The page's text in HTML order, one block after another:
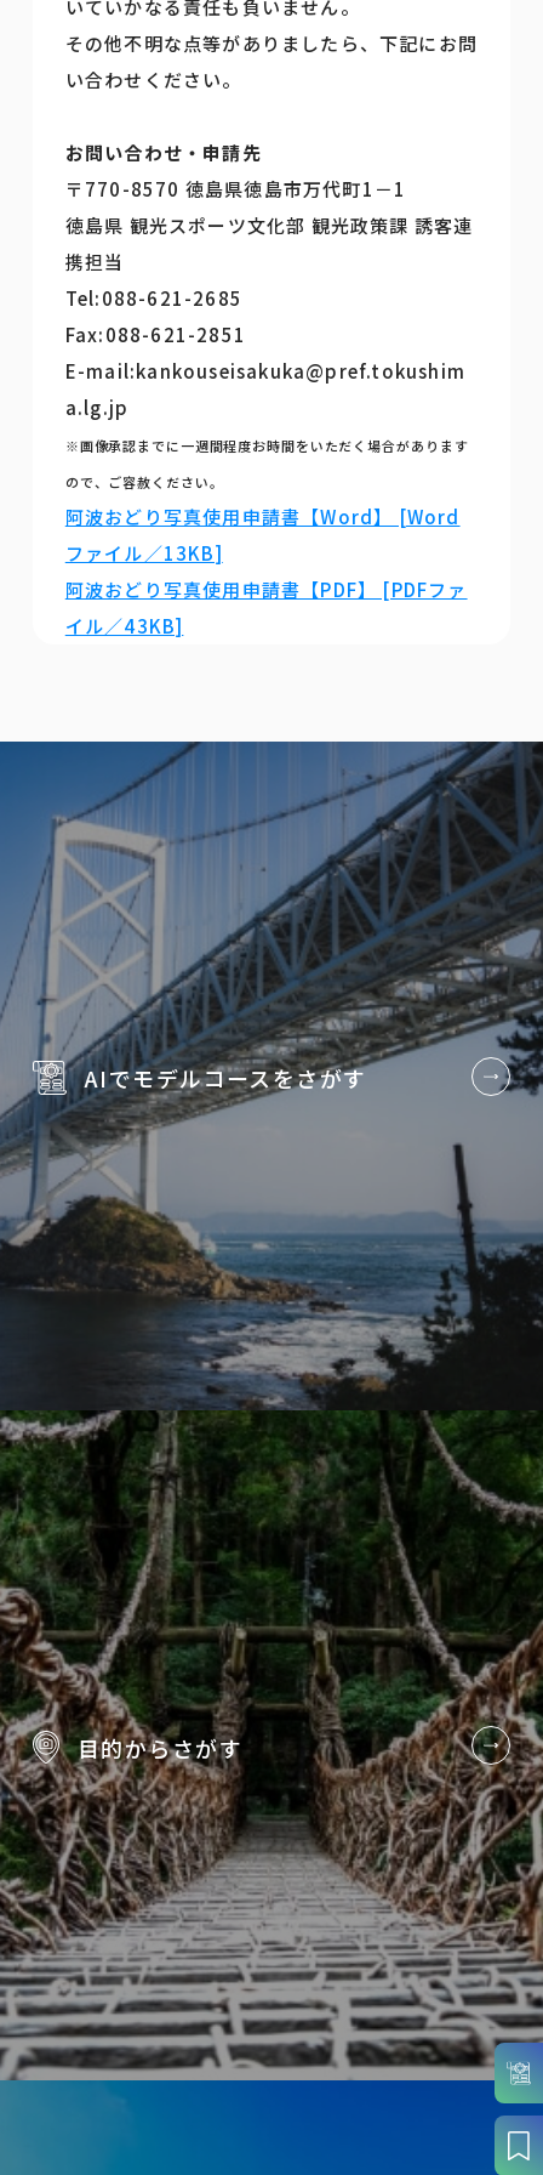
いていかなる責任も負いません。
その他不明な点等がありましたら、下記にお問
い合わせください。
お問い合わせ・申請先
〒770-8570 徳島県徳島市万代町1－1
徳島県 観光スポーツ文化部 観光政策課 誘客連
携担当
Tel:088-621-2685
Fax:088-621-2851
E-mail:kankouseisakuka@pref.tokushim
a.lg.jp
※画像承認までに一週間程度お時間をいただく場合があります
ので、ご容赦ください。
阿波おどり写真使用申請書【Word】 [Word
ファイル／13KB]
阿波おどり写真使用申請書【PDF】 [PDFファ
イル／43KB]
AIでモデルコースをさがす
目的からさがす